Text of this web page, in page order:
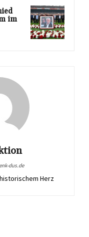
im
dus.de
Herz